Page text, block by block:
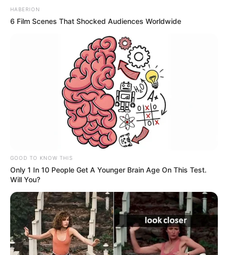
HABERION
6 Film Scenes That Shocked Audiences Worldwide
GOOD TO KNOW THIS
Only 1 In 10 People Get A Younger Brain Age On This Test.
Will You?